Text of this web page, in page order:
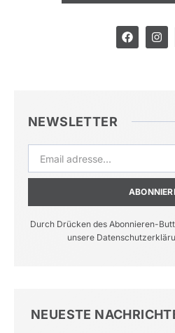
NEWSLETTER
Durch Drücken des Abonnieren-
unsere
NEUESTE